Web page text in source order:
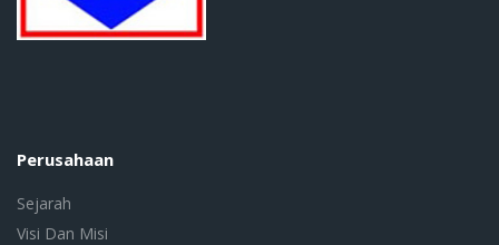
Perusahaan
Sejarah
Visi Dan Misi